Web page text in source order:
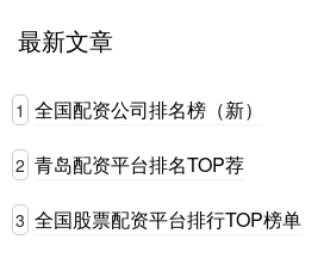
最新文章
1 全国配资公司排名榜（新）
2 青岛配资平台排名TOP荐
3 全国股票配资平台排行TOP榜单